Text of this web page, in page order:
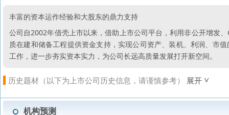
丰富的资本运作经验和大股东的鼎力支持
公司自2002年借壳上市以来，借助上市公司平台，利用非公开增发
质在建和储备工程提供资金支持，实现公司资产、装机、利润、市
工作，进一步夯实资本实力，为公司长远高质量发展打开新空间。
历史题材（以下为上市公司历史信息，请谨慎参考） 展开
机构预测